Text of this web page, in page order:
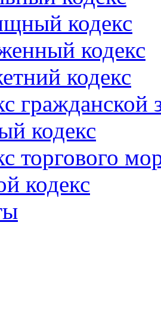
кодекс
кодекс
кодекс
гражданской
кодекс
торгового
кодекс